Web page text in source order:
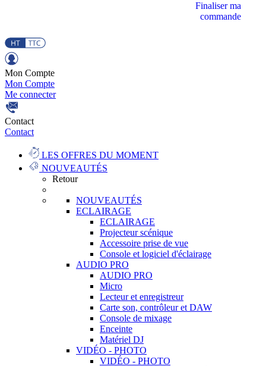
Finaliser ma
commande
Mon Compte
Mon Compte
Me connecter
Contact
Contact
LES OFFRES DU MOMENT
NOUVEAUTÉS
Retour
NOUVEAUTÉS
ECLAIRAGE
ECLAIRAGE
Projecteur scénique
Accessoire prise de vue
Console et logiciel d'éclairage
AUDIO PRO
AUDIO PRO
Micro
Lecteur et enregistreur
Carte son, contrôleur et DAW
Console de mixage
Enceinte
Matériel DJ
VIDÉO - PHOTO
VIDÉO - PHOTO